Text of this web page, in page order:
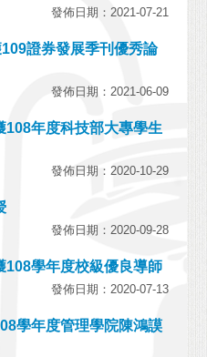
發佈日期：2021-07-21
證券發展季刊優秀論
發佈日期：2021-06-09
年度科技部大專學生
發佈日期：2020-10-29
發佈日期：2020-09-28
108學年度校級優良導師
發佈日期：2020-07-13
學年度管理學院陳鴻謨